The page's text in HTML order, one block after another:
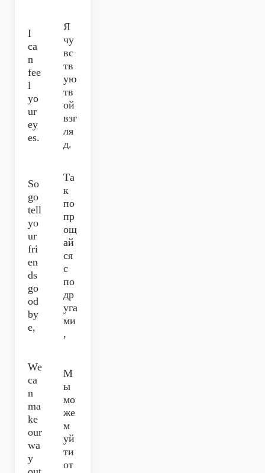
I
ca
n
fee
l
yo
ur
ey
es.
Я
чу
вс
тв
ую
тв
ой
взг
ля
д.
So
go
tell
yo
ur
fri
en
ds
go
od
by
e,
Та
к
по
пр
ощ
ай
ся
с
по
др
уга
ми
,
We
ca
n
ma
ke
our
wa
y
М
ы
мо
же
м
уй
ти
от